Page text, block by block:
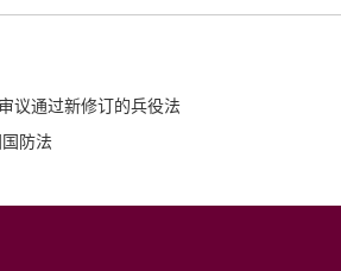
议通过新修订的兵役法
防法